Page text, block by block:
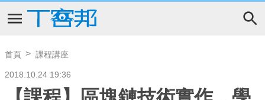
首頁 課程講座
2018.10.24 19:36